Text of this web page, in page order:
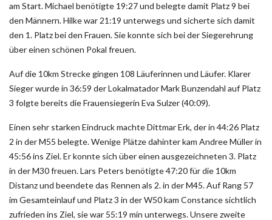
am Start. Michael benötigte 19:27 und belegte damit Platz 9 bei
den Männern. Hilke war 21:19 unterwegs und sicherte sich damit
den 1. Platz bei den Frauen. Sie konnte sich bei der Siegerehrung
über einen schönen Pokal freuen.
Auf die 10km Strecke gingen 108 Läuferinnen und Läufer. Klarer
Sieger wurde in 36:59 der Lokalmatador Mark Bunzendahl auf Platz
3 folgte bereits die Frauensiegerin Eva Sulzer (40:09).
Einen sehr starken Eindruck machte Dittmar Erk, der in 44:26 Platz
2 in der M55 belegte. Wenige Plätze dahinter kam Andree Müller in
45:56 ins Ziel. Er konnte sich über einen ausgezeichneten 3. Platz
in der M30 freuen. Lars Peters benötigte 47:20 für die 10km
Distanz und beendete das Rennen als 2. in der M45. Auf Rang 57
im Gesamteinlauf und Platz 3 in der W50 kam Constance sichtlich
zufrieden ins Ziel, sie war 55:19 min unterwegs. Unsere zweite